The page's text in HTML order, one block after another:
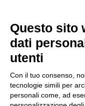
Belle
Rosa a
profumata ma la
di colori al suo
– h 80 /100 cm
Questo sito
dati
utenti
Con il tuo consenso,
tecnologie simili per
personali come, ad